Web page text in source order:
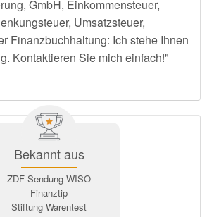
GmbH, Einkommensteuer,
Umsatzsteuer,
Finanzbuchhaltung: Ich stehe Ihnen
Kontaktieren Sie mich einfach!"
Bekannt aus
ZDF-Sendung WISO
Finanztip
Stiftung Warentest